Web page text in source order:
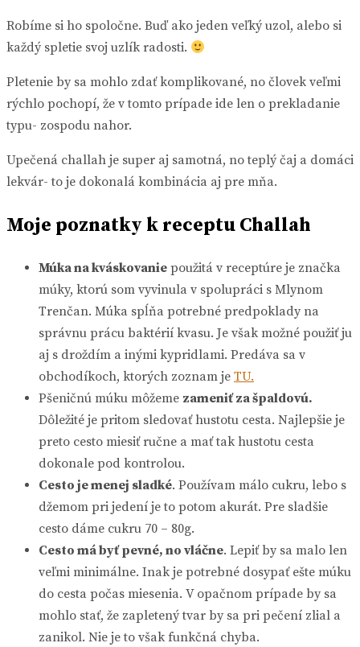
Robíme si ho spoločne. Buď ako jeden veľký uzol, alebo si
každý spletie svoj uzlík radosti.
Pletenie by sa mohlo zdať komplikované, no človek veľmi
rýchlo pochopí, že v tomto prípade ide len o prekladanie
typu- zospodu nahor.
Upečená challah je super aj samotná, no teplý čaj a domáci
lekvár- to je dokonalá kombinácia aj pre mňa.
Moje poznatky k receptu Challah
Múka na kváskovanie použitá v receptúre je značka
múky, ktorú som vyvinula v spolupráci s Mlynom
Trenčan. Múka spĺňa potrebné predpoklady na
správnu prácu baktérií kvasu. Je však možné použiť ju
aj s droždím a inými kypridlami. Predáva sa v
obchodíkoch, ktorých zoznam je TU.
Pšeničnú múku môžeme zameniť za špaldovú.
Dôležité je pritom sledovať hustotu cesta. Najlepšie je
preto cesto miesiť ručne a mať tak hustotu cesta
dokonale pod kontrolou.
Cesto je menej sladké. Používam málo cukru, lebo s
džemom pri jedení je to potom akurát. Pre sladšie
cesto dáme cukru 70 – 80g.
Cesto má byť pevné, no vláčne. Lepiť by sa malo len
veľmi minimálne. Inak je potrebné dosypať ešte múku
do cesta počas miesenia. V opačnom prípade by sa
mohlo stať, že zapletený tvar by sa pri pečení zlial a
zanikol. Nie je to však funkčná chyba.